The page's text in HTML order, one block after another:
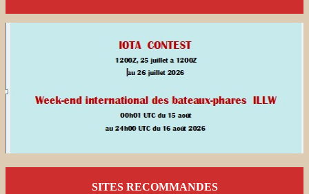
SITES RECOMMANDES